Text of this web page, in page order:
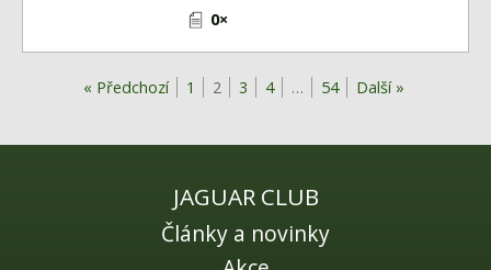
0×
« Předchozí 1 2 3 4 … 54 Další »
JAGUAR CLUB
Články a novinky